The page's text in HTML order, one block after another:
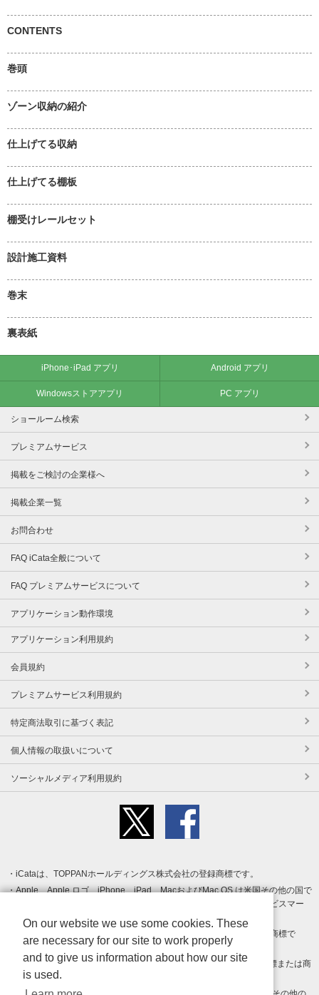
CONTENTS
巻頭
ゾーン収納の紹介
仕上げてる収納
仕上げてる棚板
棚受けレールセット
設計施工資料
巻末
裏表紙
iPhone･iPad アプリ Android アプリ
Windowsストアアプリ PC アプリ
ショールーム検索
プレミアムサービス
掲載をご検討の企業様へ
掲載企業一覧
お問合わせ
FAQ iCata全般について
FAQ プレミアムサービスについて
アプリケーション動作環境
アプリケーション利用規約
会員規約
プレミアムサービス利用規約
特定商法取引に基づく表記
個人情報の取扱いについて
ソーシャルメディア利用規約
iCataは、TOPPANホールディングス株式会社の登録商標です。
Apple、Apple ロゴ、iPhone、iPad、MacおよびMac OS は米国その他の国で
登録された Apple Inc. の商標です。App Store は Apple Inc. のサービスマー
クです。
Android、Google Play および Google Play ロゴ は Google LLC の商標で
す。
Windows は Microsoft Inc.の米国およびその他の国における登録商標または商
標です。
On our website we use some cookies. These
are necessary for our site to work properly
and to give us information about how our site
is used.